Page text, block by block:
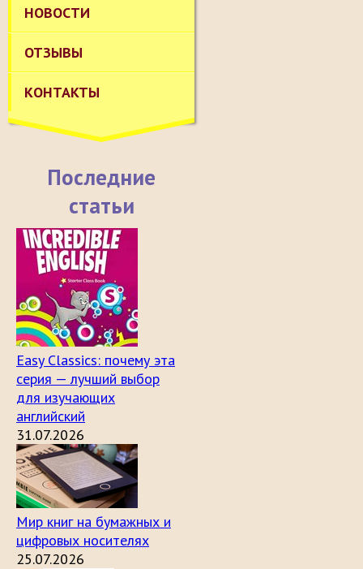
НОВОСТИ
ОТЗЫВЫ
КОНТАКТЫ
Последние
статьи
Easy Classics: почему эта
серия — лучший выбор
для изучающих
английский
31.07.2026
Мир книг на бумажных и
цифровых носителях
25.07.2026